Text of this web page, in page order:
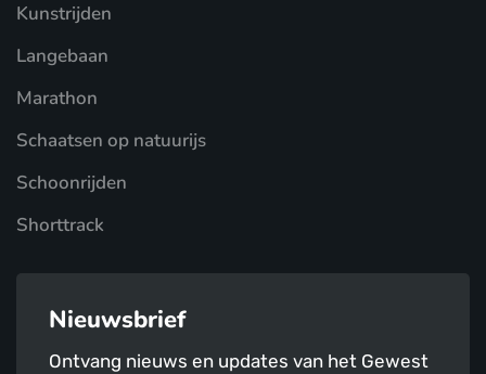
Kunstrijden
Langebaan
Marathon
Schaatsen op natuurijs
Schoonrijden
Shorttrack
Nieuwsbrief
Ontvang nieuws en updates van het Gewest